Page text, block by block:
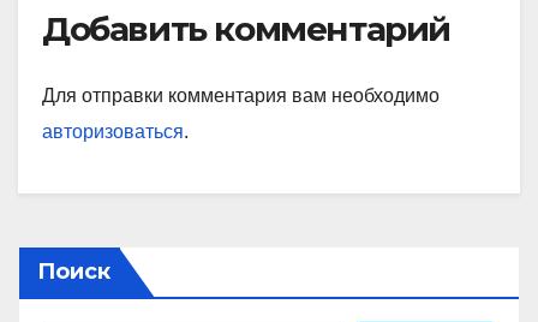
Добавить комментарий
Для отправки комментария вам необходимо
авторизоваться.
Поиск